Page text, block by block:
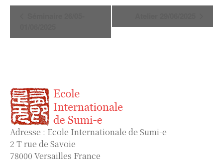
Adresse : Ecole Internationale de Sumi-e
2 T rue de Savoie
78000 Versailles France